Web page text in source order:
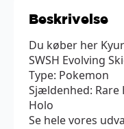
Beskrivelse
Du køber her
SWSH Evolving
Type: Pokemon
Sjældenhed: Rare
Holo
Se hele vores